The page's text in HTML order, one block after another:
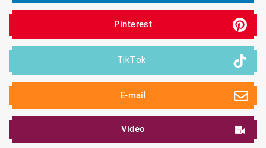
Pinterest
E-mail
Video